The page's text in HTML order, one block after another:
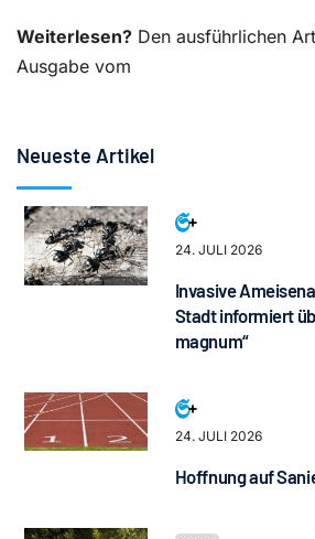
Weiterlesen? Den ausführlichen
Ausgabe vom
Neueste Artikel
24. JULI 2026
Invasive
Stadt informiert
magnum“
24. JULI 2026
Hoffnung auf